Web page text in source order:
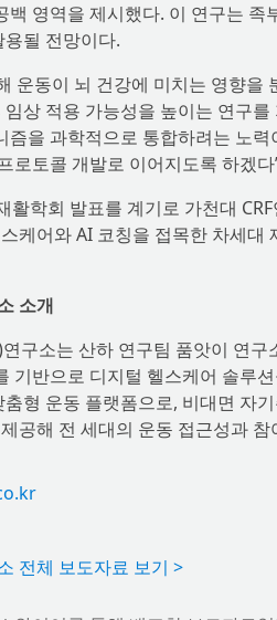
백 영역을 제시했다. 이 연구는
될 전망이다.
운동이 뇌 건강에 미치는 영향
상 적용 가능성을 높이는 연구
을 과학적으로 통합하려는 노
로토콜 개발로 이어지도록 하겠
활학회 발표를 계기로 가천대
케어와 AI 코칭을 접목한 차세
소개
구소는 산하 연구팀 품앗이 연
기반으로 디지털 헬스케어 솔루
형 운동 플랫폼으로, 비대면 자
공해 전 세대의 운동 접근성과
전체 보도자료 보기 >